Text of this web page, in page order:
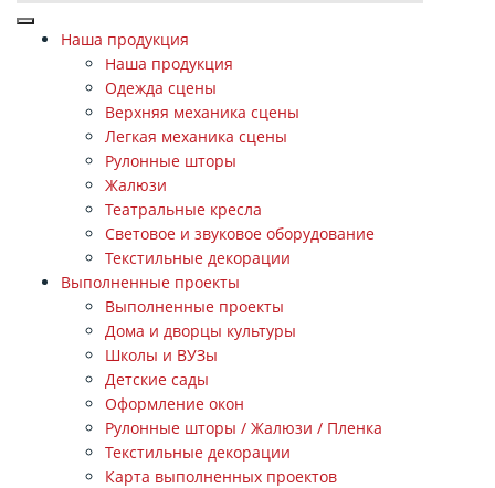
Наша продукция
Наша продукция
Одежда сцены
Верхняя механика сцены
Легкая механика сцены
Рулонные шторы
Жалюзи
Театральные кресла
Световое и звуковое оборудование
Текстильные декорации
Выполненные проекты
Выполненные проекты
Дома и дворцы культуры
Школы и ВУЗы
Детские сады
Оформление окон
Рулонные шторы / Жалюзи / Пленка
Текстильные декорации
Карта выполненных проектов